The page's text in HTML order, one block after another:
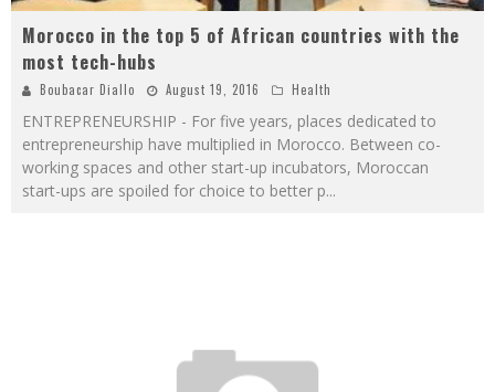
Morocco in the top 5 of African countries with the
most tech-hubs
Boubacar Diallo August 19, 2016 Health
ENTREPRENEURSHIP - For five years, places dedicated to
entrepreneurship have multiplied in Morocco. Between co-
working spaces and other start-up incubators, Moroccan
start-ups are spoiled for choice to better p...